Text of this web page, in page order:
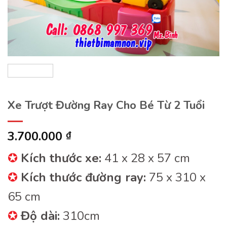
Xe Trượt Đường Ray Cho Bé Từ 2 Tuổi
3.700.000 ₫
✪ Kích thước xe: 41 x 28 x 57 cm
✪ Kích thước đường ray: 75 x 310 x
65 cm
✪ Độ dài: 310cm